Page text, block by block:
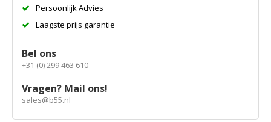
Persoonlijk Advies
Laagste prijs garantie
Bel ons
+31 (0) 299 463 610
Vragen? Mail ons!
sales@b55.nl